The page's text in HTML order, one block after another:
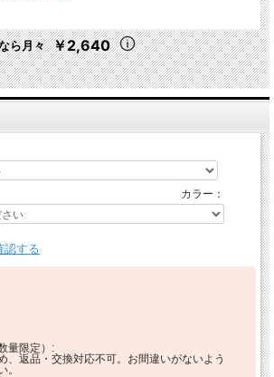
ら月々 ￥2,640
カラー：
認する
量限定）:
、返品・交換対応不可。お間違いがないよう
。